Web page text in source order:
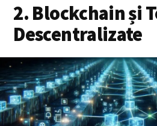
2. Blockchain și
Descentralizate